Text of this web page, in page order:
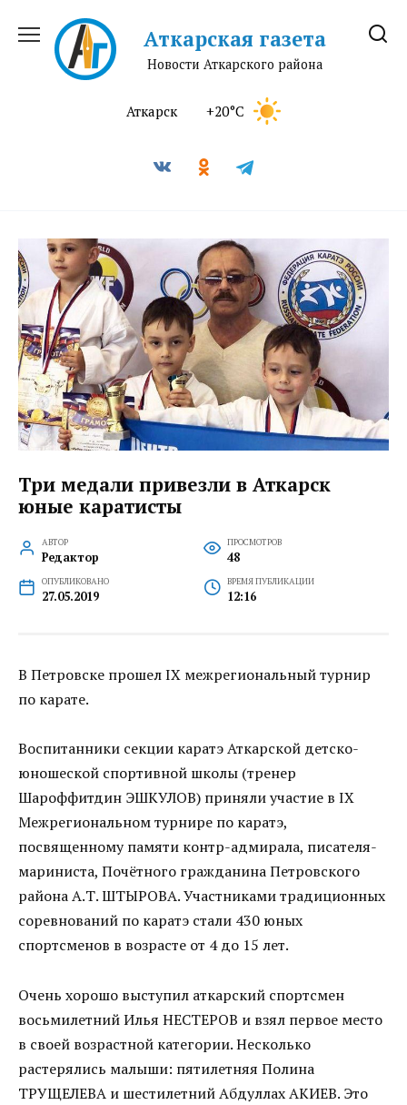
содержанию
Аткарская газета
Новости Аткарского района
Аткарск +20°C
Три медали привезли в Аткарск
юные каратисты
АВТОР
Редактор
ПРОСМОТРОВ
48
ОПУБЛИКОВАНО
27.05.2019
ВРЕМЯ ПУБЛИКАЦИИ
12:16
В Петровске прошел IX межрегиональный турнир
по карате.
Воспитанники секции каратэ Аткарской детско-
юношеской спортивной школы (тренер
Шароффитдин ЭШКУЛОВ) приняли участие в IX
Межрегиональном турнире по каратэ,
посвященному памяти контр-адмирала, писателя-
мариниста, Почётного гражданина Петровского
района А.Т. ШТЫРОВА. Участниками традиционных
соревнований по каратэ стали 430 юных
спортсменов в возрасте от 4 до 15 лет.
Очень хорошо выступил аткарский спортсмен
восьмилетний Илья НЕСТЕРОВ и взял первое место
в своей возрастной категории. Несколько
растерялись малыши: пятилетняя Полина
ТРУЩЕЛЕВА и шестилетний Абдуллах АКИЕВ. Это